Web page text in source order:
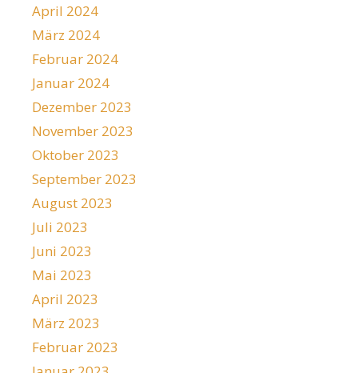
April 2024
März 2024
Februar 2024
Januar 2024
Dezember 2023
November 2023
Oktober 2023
September 2023
August 2023
Juli 2023
Juni 2023
Mai 2023
April 2023
März 2023
Februar 2023